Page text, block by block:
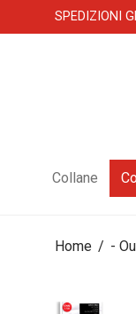
SPEDIZIONI
Collane
Home / -